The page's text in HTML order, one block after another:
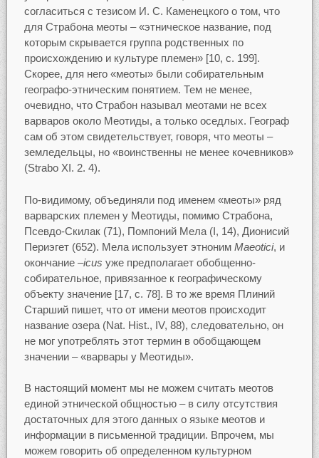
согласиться с тезисом И. С. Каменецкого о том, что
для Страбона меоты – «этническое название, под
которым скрывается группа родственных по
происхождению и культуре племен» [10, c. 199].
Скорее, для него «меоты» были собирательным
географо-этническим понятием. Тем не менее,
очевидно, что Страбон называл меотами не всех
варваров около Меотиды, а только оседлых. Географ
сам об этом свидетельствует, говоря, что меоты –
земледельцы, но «воинственны не менее кочевников»
(Strabo XI. 2. 4).
По-видимому, объединяли под именем «меоты» ряд
варварских племен у Меотиды, помимо Страбона,
Псевдо-Скилак (71), Помпоний Мела (I, 14), Дионисий
Периэгет (652). Мела использует этноним Maeotici, и
окончание –icus уже предполагает обобщенно-
собирательное, привязанное к географическому
объекту значение [17, c. 78]. В то же время Плиний
Старший пишет, что от имени меотов происходит
название озера (Nat. Hist., IV, 88), следовательно, он
не мог употреблять этот термин в обобщающем
значении – «варвары у Меотиды».
В настоящий момент мы не можем считать меотов
единой этнической общностью – в силу отсутствия
достаточных для этого данных о языке меотов и
информации в письменной традиции. Впрочем, мы
можем говорить об определенном культурном